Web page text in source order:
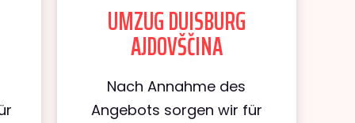
UMZUG DUISBURG
AJDOVŠČINA
Nach Annahme des
Angebots sorgen wir für